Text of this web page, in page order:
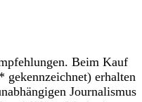
Beim Kauf
erhalten
Journalismus